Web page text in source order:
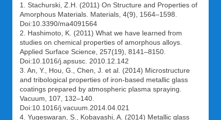
1. Stachurski, Z.H. (2011) On Structure and Properties of
Amorphous Materials. Materials, 4(9), 1564–1598.
Doi:10.3390/ma4091564
2. Hashimoto, K. (2011) What we have learned from
studies on chemical properties of amorphous alloys.
Applied Surface Science, 257(19), 8141–8150.
Doi:10.1016/j.apsusc. 2010.12.142
3. An, Y., Hou, G., Chen, J. et al. (2014) Microstructure
and tribological properties of iron-based metallic glass
coatings prepared by atmospheric plasma spraying.
Vacuum, 107, 132–140.
Doi:10.1016/j.vacuum.2014.04.021
4. Yugeswaran, S., Kobayashi, A. (2014) Metallic glass